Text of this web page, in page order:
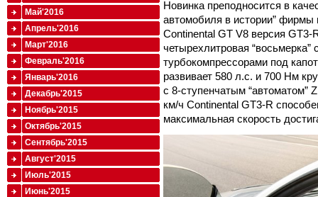
Новинка преподносится в
автомобиля в истории”
Continental GT V8 версия GT3-
четырехлитровая
турбокомпрессорами под
развивает 580 л.с. и 700 Нм
с 8-ступенчатым “автоматом”
км/ч Continental GT3-R
максимальная скорость
Май'2016
Апрель'2016
Март'2016
Февраль'2016
Январь'2016
Декабрь'2015
Ноябрь'2015
Октябрь'2015
Сентябрь'2015
Август'2015
Июль'2015
Июнь'2015